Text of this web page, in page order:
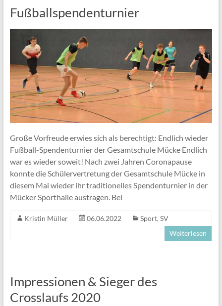
Fußballspendenturnier
Große Vorfreude erwies sich als berechtigt: Endlich wieder
Fußball-Spendenturnier der Gesamtschule Mücke Endlich
war es wieder soweit! Nach zwei Jahren Coronapause
konnte die Schülervertretung der Gesamtschule Mücke in
diesem Mai wieder ihr traditionelles Spendenturnier in der
Mücker Sporthalle austragen. Bei
Kristin Müller 06.06.2022 Sport, SV
Weiterlesen
Impressionen & Sieger des
Crosslaufs 2020